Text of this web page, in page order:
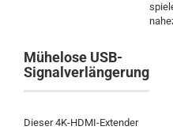
Mühelose USB-
Signalverlängerung
Dieser 4K-HDMI-Extender